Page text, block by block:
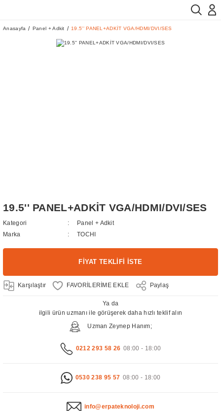
Anasayfa Panel + Adkit 19.5'' PANEL+ADKİT VGA/HDMI/DVI/SES
19.5'' PANEL+ADKİT VGA/HDMI/DVI/SES
Kategori
Panel + Adkit
Marka
TOCHI
FİYAT TEKLİFİ İSTE
Karşılaştır Paylaş
Ya da
ilgili ürün uzmanı ile görüşerek daha hızlı teklif alın
Uzman Zeynep Hanım;
0212 293 58 26 08:00 - 18:00
0530 238 95 57 08:00 - 18:00
info@erpateknoloji.com